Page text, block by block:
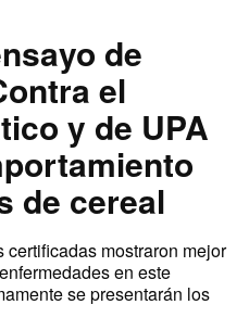
de
el
y de UPA
de cereal
mostraron mejor
en este
se presentarán los